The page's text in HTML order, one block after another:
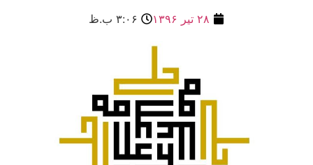
۲۸ تیر ۱۳۹۶ ۳:۰۶ ب.ظ